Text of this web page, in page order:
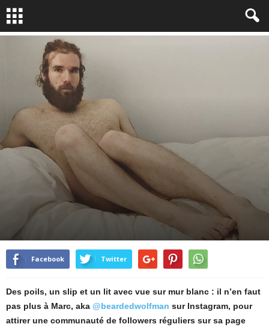
ÉROTISME
Nathalie Hof Oct 14, 2016 3294 0
Facebook Twitter
Des poils, un slip et un lit avec vue sur mur blanc : il n’en faut
pas plus à Marc, aka @beardedwolfman sur Instagram, pour
attirer une communauté de followers réguliers sur sa page